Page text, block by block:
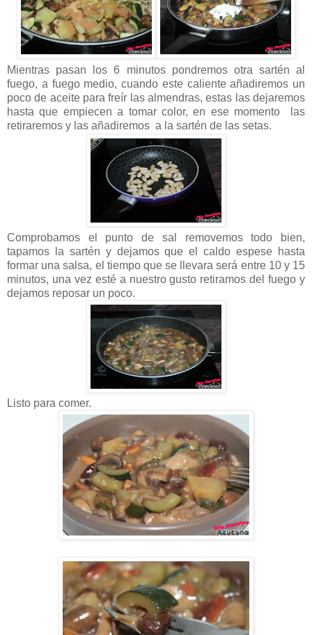
Mientras pasan los 6 minutos pondremos otra sartén al
fuego, a fuego medio, cuando este caliente añadiremos un
poco de aceite para freír las almendras, estas las dejaremos
hasta que empiecen a tomar color, en ese momento las
retiraremos y las añadiremos a la sartén de las setas.
Comprobamos el punto de sal removemos todo bien,
tapamos la sartén y dejamos que el caldo espese hasta
formar una salsa, el tiempo que se llevara será entre 10 y 15
minutos, una vez esté a nuestro gusto retiramos del fuego y
dejamos reposar un poco.
Listo para comer.